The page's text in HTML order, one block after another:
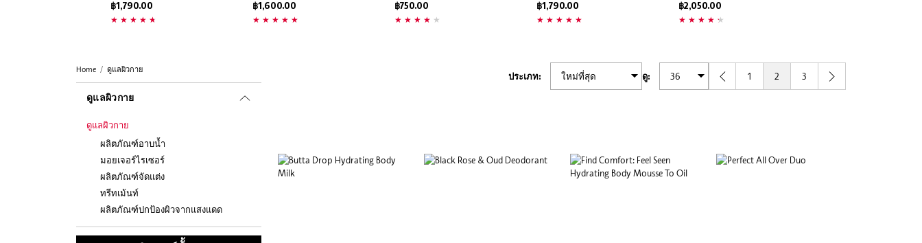
฿1,790.00 ฿1,600.00 ฿750.00 ฿1,790.00 ฿2,050.00
Home ดูแลผิวกาย
ดูแลผิวกาย
ดูแลผิวกาย
ผลิตภัณฑ์อาบน้ำ
มอยเจอร์ไรเซอร์
ผลิตภัณฑ์จัดแต่ง
ทรีทเม้นท์
ผลิตภัณฑ์ปกป้องผิวจากแสงแดด
ประเภท: ดู: 1 2 3